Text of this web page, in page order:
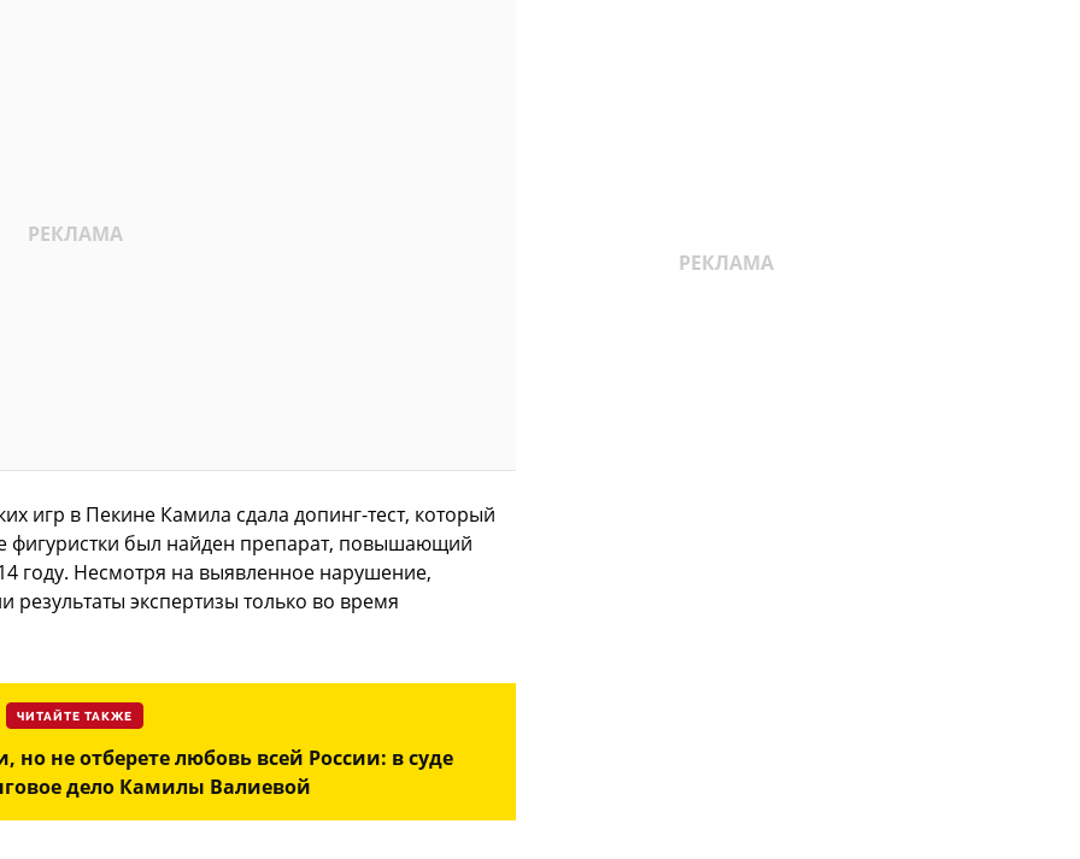
игр в Пекине Камила сдала допинг-тест, который
фигуристки был найден препарат, повышающий
году. Несмотря на выявленное нарушение,
экспертизы только во время
ЧИТАЙТЕ ТАКЖЕ
не отберете любовь всей России: в суде
дело Камилы Валиевой